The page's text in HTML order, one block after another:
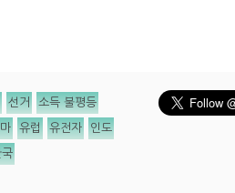
선거 소득 불평등
유럽 유전자 인도